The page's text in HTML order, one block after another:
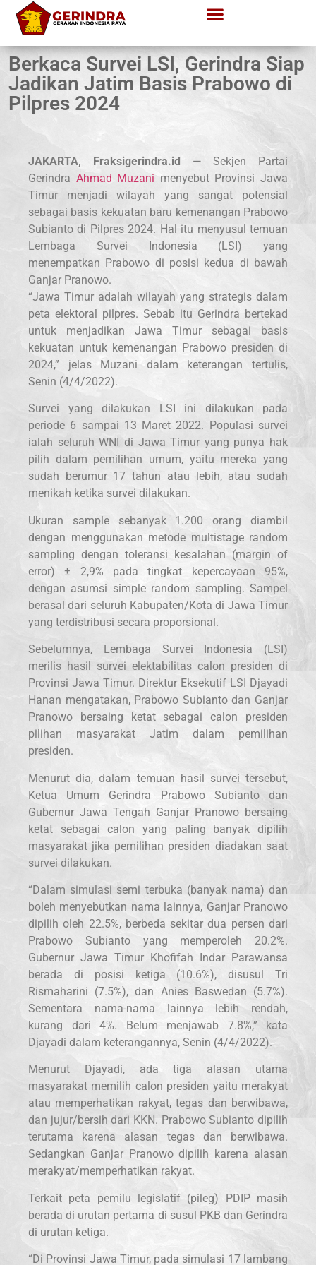
Berkaca Survei LSI, Gerindra Siap
Jadikan Jatim Basis Prabowo di
Pilpres 2024
JAKARTA, Fraksigerindra.id — Sekjen Partai
Gerindra Ahmad Muzani menyebut Provinsi Jawa
Timur menjadi wilayah yang sangat potensial
sebagai basis kekuatan baru kemenangan Prabowo
Subianto di Pilpres 2024. Hal itu menyusul temuan
Lembaga Survei Indonesia (LSI) yang
menempatkan Prabowo di posisi kedua di bawah
Ganjar Pranowo.
“Jawa Timur adalah wilayah yang strategis dalam
peta elektoral pilpres. Sebab itu Gerindra bertekad
untuk menjadikan Jawa Timur sebagai basis
kekuatan untuk kemenangan Prabowo presiden di
2024,” jelas Muzani dalam keterangan tertulis,
Senin (4/4/2022).
Survei yang dilakukan LSI ini dilakukan pada
periode 6 sampai 13 Maret 2022. Populasi survei
ialah seluruh WNI di Jawa Timur yang punya hak
pilih dalam pemilihan umum, yaitu mereka yang
sudah berumur 17 tahun atau lebih, atau sudah
menikah ketika survei dilakukan.
Ukuran sample sebanyak 1.200 orang diambil
dengan menggunakan metode multistage random
sampling dengan toleransi kesalahan (margin of
error) ± 2,9% pada tingkat kepercayaan 95%,
dengan asumsi simple random sampling. Sampel
berasal dari seluruh Kabupaten/Kota di Jawa Timur
yang terdistribusi secara proporsional.
Sebelumnya, Lembaga Survei Indonesia (LSI)
merilis hasil survei elektabilitas calon presiden di
Provinsi Jawa Timur. Direktur Eksekutif LSI Djayadi
Hanan mengatakan, Prabowo Subianto dan Ganjar
Pranowo bersaing ketat sebagai calon presiden
pilihan masyarakat Jatim dalam pemilihan
presiden.
Menurut dia, dalam temuan hasil survei tersebut,
Ketua Umum Gerindra Prabowo Subianto dan
Gubernur Jawa Tengah Ganjar Pranowo bersaing
ketat sebagai calon yang paling banyak dipilih
masyarakat jika pemilihan presiden diadakan saat
survei dilakukan.
“Dalam simulasi semi terbuka (banyak nama) dan
boleh menyebutkan nama lainnya, Ganjar Pranowo
dipilih oleh 22.5%, berbeda sekitar dua persen dari
Prabowo Subianto yang memperoleh 20.2%.
Gubernur Jawa Timur Khofifah Indar Parawansa
berada di posisi ketiga (10.6%), disusul Tri
Rismaharini (7.5%), dan Anies Baswedan (5.7%).
Sementara nama-nama lainnya lebih rendah,
kurang dari 4%. Belum menjawab 7.8%,” kata
Djayadi dalam keterangannya, Senin (4/4/2022).
Menurut Djayadi, ada tiga alasan utama
masyarakat memilih calon presiden yaitu merakyat
atau memperhatikan rakyat, tegas dan berwibawa,
dan jujur/bersih dari KKN. Prabowo Subianto dipilih
terutama karena alasan tegas dan berwibawa.
Sedangkan Ganjar Pranowo dipilih karena alasan
merakyat/memperhatikan rakyat.
Terkait peta pemilu legislatif (pileg) PDIP masih
berada di urutan pertama di susul PKB dan Gerindra
di urutan ketiga.
“Di Provinsi Jawa Timur, pada simulasi 17 lambang